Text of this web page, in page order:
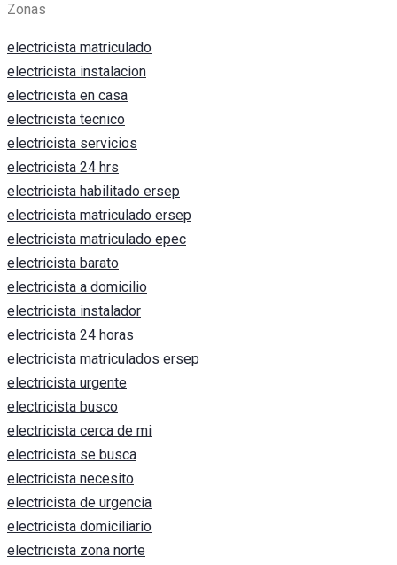
Zonas
electricista matriculado
electricista instalacion
electricista en casa
electricista tecnico
electricista servicios
electricista 24 hrs
electricista habilitado ersep
electricista matriculado ersep
electricista matriculado epec
electricista barato
electricista a domicilio
electricista instalador
electricista 24 horas
electricista matriculados ersep
electricista urgente
electricista busco
electricista cerca de mi
electricista se busca
electricista necesito
electricista de urgencia
electricista domiciliario
electricista zona norte